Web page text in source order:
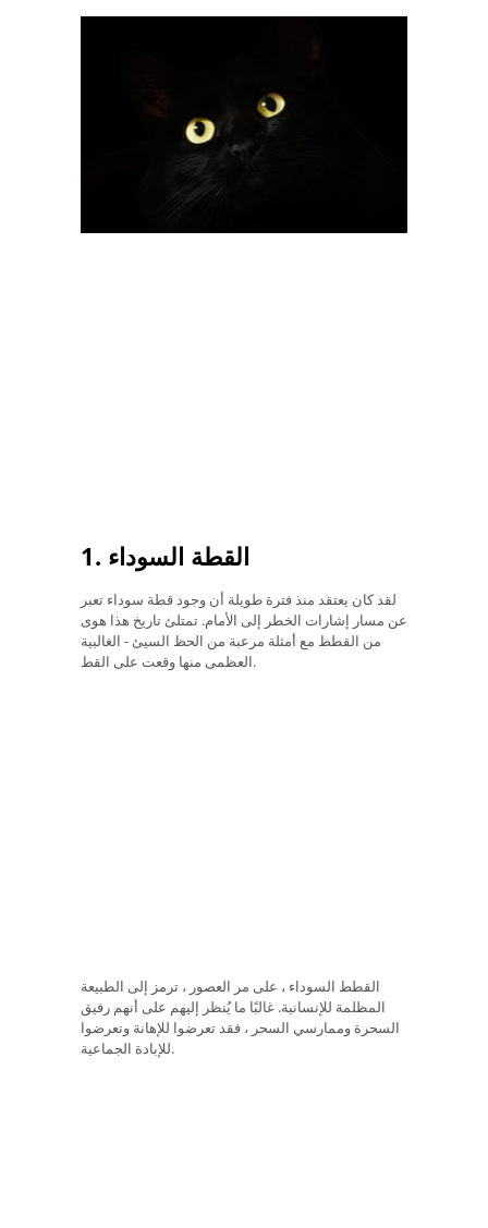
1. القطة السوداء
لقد كان يعتقد منذ فترة طويلة أن وجود قطة سوداء تعبر
عن مسار إشارات الخطر إلى الأمام. تمتلئ تاريخ هذا هوى
من القطط مع أمثلة مرعبة من الحظ السيئ - الغالبية
العظمى منها وقعت على القط.
القطط السوداء ، على مر العصور ، ترمز إلى الطبيعة
المظلمة للإنسانية. غالبًا ما يُنظر إليهم على أنهم رفيق
السحرة وممارسي السحر ، فقد تعرضوا للإهانة وتعرضوا
للإبادة الجماعية.